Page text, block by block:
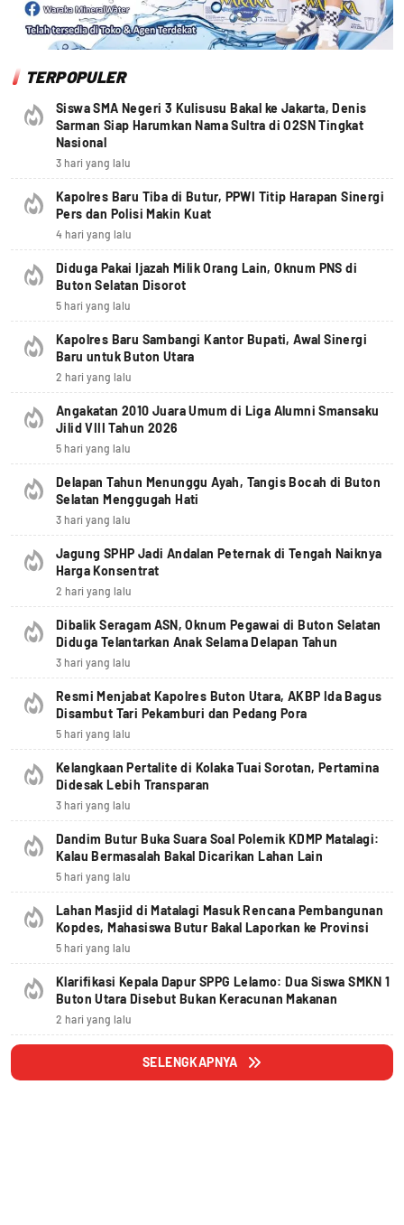
TERPOPULER
Siswa SMA Negeri 3 Kulisusu Bakal ke Jakarta, Denis
Sarman Siap Harumkan Nama Sultra di O2SN Tingkat
Nasional
3 hari yang lalu
Kapolres Baru Tiba di Butur, PPWI Titip Harapan Sinergi
Pers dan Polisi Makin Kuat
4 hari yang lalu
Diduga Pakai Ijazah Milik Orang Lain, Oknum PNS di
Buton Selatan Disorot
5 hari yang lalu
Kapolres Baru Sambangi Kantor Bupati, Awal Sinergi
Baru untuk Buton Utara
2 hari yang lalu
Angakatan 2010 Juara Umum di Liga Alumni Smansaku
Jilid VIII Tahun 2026
5 hari yang lalu
Delapan Tahun Menunggu Ayah, Tangis Bocah di Buton
Selatan Menggugah Hati
3 hari yang lalu
Jagung SPHP Jadi Andalan Peternak di Tengah Naiknya
Harga Konsentrat
2 hari yang lalu
Dibalik Seragam ASN, Oknum Pegawai di Buton Selatan
Diduga Telantarkan Anak Selama Delapan Tahun
3 hari yang lalu
Resmi Menjabat Kapolres Buton Utara, AKBP Ida Bagus
Disambut Tari Pekamburi dan Pedang Pora
5 hari yang lalu
Kelangkaan Pertalite di Kolaka Tuai Sorotan, Pertamina
Didesak Lebih Transparan
3 hari yang lalu
Dandim Butur Buka Suara Soal Polemik KDMP Matalagi:
Kalau Bermasalah Bakal Dicarikan Lahan Lain
5 hari yang lalu
Lahan Masjid di Matalagi Masuk Rencana Pembangunan
Kopdes, Mahasiswa Butur Bakal Laporkan ke Provinsi
5 hari yang lalu
Klarifikasi Kepala Dapur SPPG Lelamo: Dua Siswa SMKN 1
Buton Utara Disebut Bukan Keracunan Makanan
2 hari yang lalu
SELENGKAPNYA